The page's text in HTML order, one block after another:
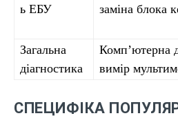
ь ЕБУ заміна блока
Загальна
діагностика
Комп’ютерна
вимір
СПЕЦИФІКА